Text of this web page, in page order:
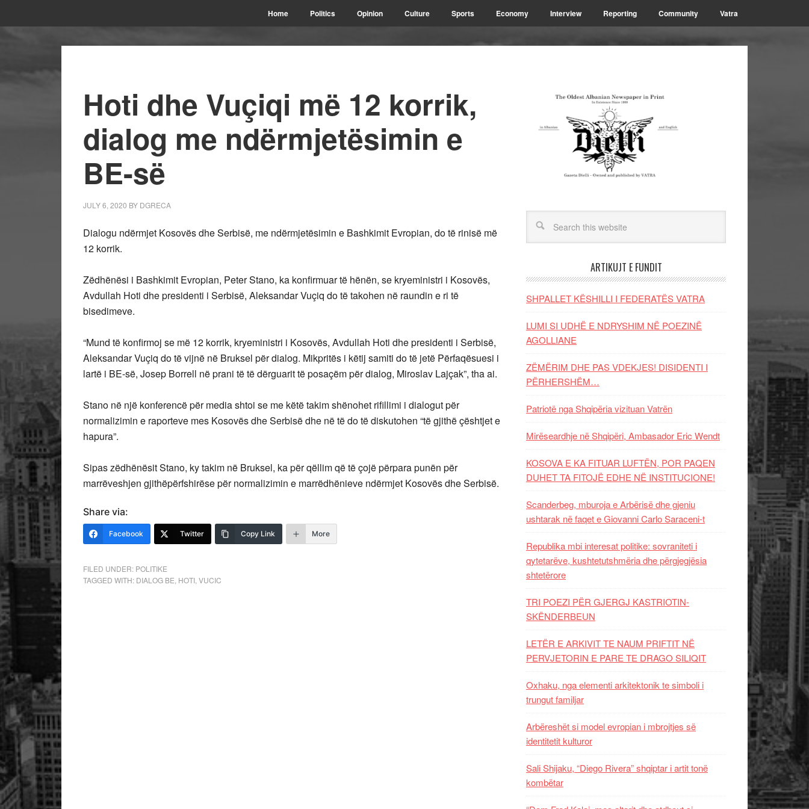
Home Politics Opinion Culture Sports Economy Interview Reporting Community Vatra
Hoti dhe Vuçiqi më 12 korrik,
dialog me ndërmjetësimin e
BE-së
JULY 6, 2020 BY DGRECA
Dialogu ndërmjet Kosovës dhe Serbisë, me ndërmjetësimin e Bashkimit Evropian, do të rinisë më
12 korrik.
Zëdhënësi i Bashkimit Evropian, Peter Stano, ka konfirmuar të hënën, se kryeministri i Kosovës,
Avdullah Hoti dhe presidenti i Serbisë, Aleksandar Vuçiq do të takohen në raundin e ri të
bisedimeve.
“Mund të konfirmoj se më 12 korrik, kryeministri i Kosovës, Avdullah Hoti dhe presidenti i Serbisë,
Aleksandar Vuçiq do të vijnë në Bruksel për dialog. Mikpritës i këtij samiti do të jetë Përfaqësuesi i
lartë i BE-së, Josep Borrell në prani të të dërguarit të posaçëm për dialog, Miroslav Lajçak”, tha ai.
Stano në një konferencë për media shtoi se me këtë takim shënohet rifillimi i dialogut për
normalizimin e raporteve mes Kosovës dhe Serbisë dhe në të do të diskutohen “të gjithë çështjet e
hapura”.
Sipas zëdhënësit Stano, ky takim në Bruksel, ka për qëllim që të çojë përpara punën për
marrëveshjen gjithëpërfshirëse për normalizimin e marrëdhënieve ndërmjet Kosovës dhe Serbisë.
Share via:
Facebook Twitter Copy Link More
FILED UNDER: POLITIKE
TAGGED WITH: DIALOG BE HOTI VUCIC
ARTIKUJT E FUNDIT
SHPALLET KËSHILLI I FEDERATËS VATRA
LUMI SI UDHË E NDRYSHIM NË POEZINË
AGOLLIANE
ZËMËRIM DHE PAS VDEKJES! DISIDENTI I
PËRHERSHËM…
Patriotë nga Shqipëria vizituan Vatrën
Mirëseardhje në Shqipëri, Ambasador Eric Wendt
KOSOVA E KA FITUAR LUFTËN, POR PAQEN
DUHET TA FITOJË EDHE NË INSTITUCIONE!
Scanderbeg, mburoja e Arbërisë dhe gjeniu
ushtarak në faqet e Giovanni Carlo Saraceni-t
Republika mbi interesat politike: sovraniteti i
qytetarëve, kushtetutshmëria dhe përgjegjësia
shtetërore
TRI POEZI PËR GJERGJ KASTRIOTIN-
SKËNDERBEUN
LETËR E ARKIVIT TE NAUM PRIFTIT NË
PERVJETORIN E PARE TE DRAGO SILIQIT
Oxhaku, nga elementi arkitektonik te simboli i
trungut familjar
Arbëreshët si model evropian i mbrojtjes së
identitetit kulturor
Sali Shijaku, “Diego Rivera” shqiptar i artit tonë
kombëtar